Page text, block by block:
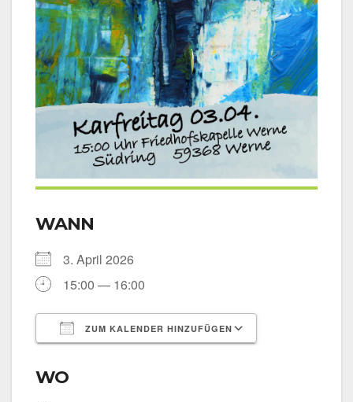
WANN
3. April 2026
15:00 — 16:00
ZUM KALENDER HINZUFÜGEN
WO